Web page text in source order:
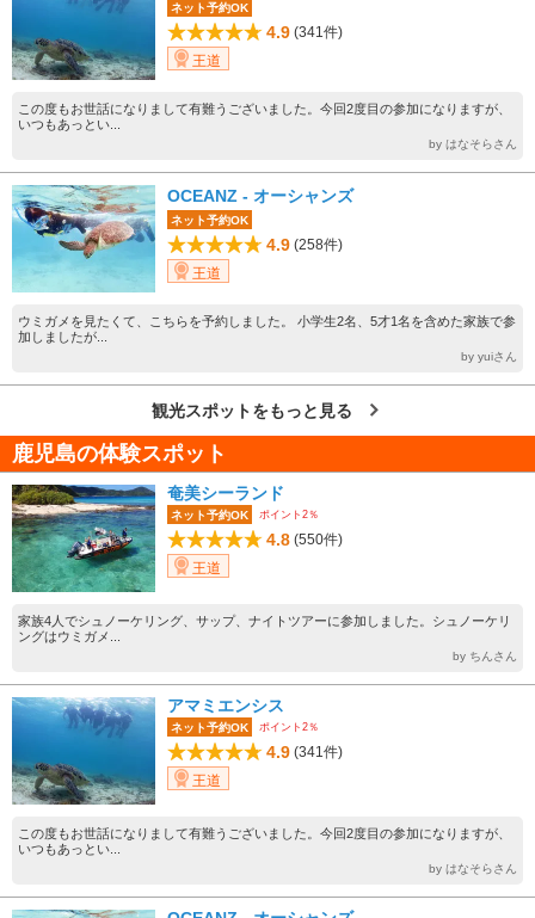
ネット予約OK
4.9 (341件)
王道
この度もお世話になりまして有難うございました。今回2度目の参加になりますが、
いつもあっとい...
by はなそらさん
OCEANZ - オーシャンズ
ネット予約OK
4.9 (258件)
王道
ウミガメを見たくて、こちらを予約しました。 小学生2名、5才1名を含めた家族で参
加しましたが...
by yuiさん
観光スポットをもっと見る
鹿児島の体験スポット
奄美シーランド
ネット予約OK ポイント2％
4.8 (550件)
王道
家族4人でシュノーケリング、サップ、ナイトツアーに参加しました。シュノーケリ
ングはウミガメ...
by ちんさん
アマミエンシス
ネット予約OK ポイント2％
4.9 (341件)
王道
この度もお世話になりまして有難うございました。今回2度目の参加になりますが、
いつもあっとい...
by はなそらさん